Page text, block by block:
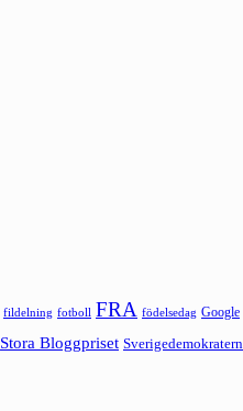
fildelning fotboll FRA födelsedag Google
Stora Bloggpriset